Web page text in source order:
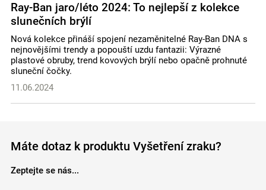
Ray-Ban jaro/léto 2024: To nejlepší z kolekce
slunečních brýlí
Nová kolekce přináší spojení nezaměnitelné Ray-Ban DNA s
nejnovějšími trendy a popouští uzdu fantazii: Výrazné
plastové obruby, trend kovových brýlí nebo opačně prohnuté
sluneční čočky.
11.06.2024
Máte dotaz k produktu Vyšetření zraku?
Zeptejte se nás...